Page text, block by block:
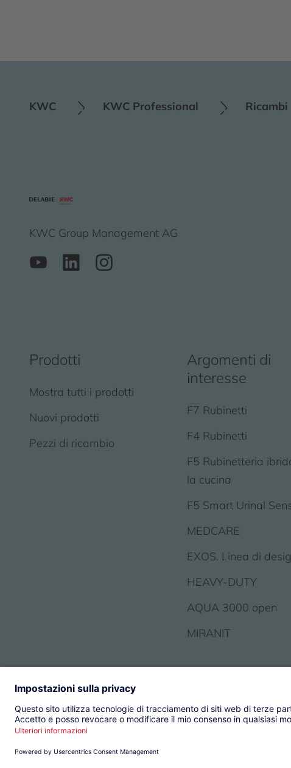
KWC KWC Professional Ricambi
KWC Group Management AG
Prodotti
Mostra tutti i prodotti
Nuovi prodotti
Pezzi di ricambio
Argomenti di
interesse
F7 Rubinetti
F4 Rubinetti
F5 Rubinetteria
la cucina
F5 Smart Urinal
MEDCARE
EXOS. Linea di
HEAVY-DUTY
AQUA 3000 open
MIRANIT
© 2026 KWC Group